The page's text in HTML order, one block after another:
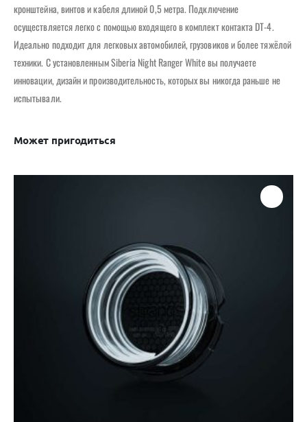
кронштейна, винтов и кабеля длиной 0,5 метра. Подключение
осуществляется легко с помощью входящего в комплект контакта DT-4.
Идеально подходит для легковых автомобилей, грузовиков и более тяжёлой
техники. С установленным Siberia Night Ranger White вы получаете
инновации, дизайн и производительность, которых вы никогда раньше не
испытывали.
Может пригодиться